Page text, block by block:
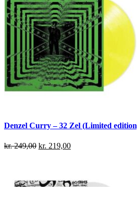
Denzel Curry – 32 Zel (Limited
kr.249,00 kr. 219,00